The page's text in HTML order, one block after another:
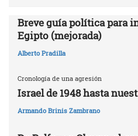
Breve guía política para
Egipto (mejorada)
Alberto Pradilla
Cronología de una agresión
Israel de 1948 hasta
Armando Brinis Zambrano